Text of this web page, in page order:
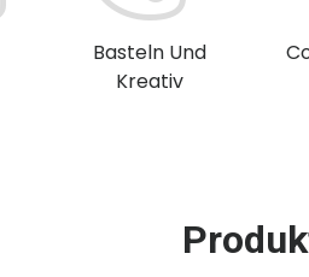
Basteln Und
Kreativ